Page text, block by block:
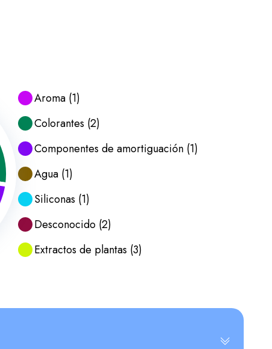
Aroma (1)
Colorantes (2)
Componentes de amortiguación (1)
Agua (1)
Siliconas (1)
Desconocido (2)
Extractos de plantas (3)